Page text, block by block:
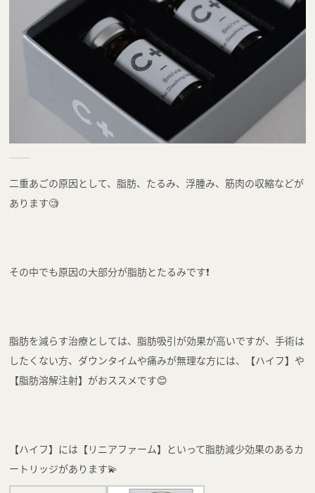
二重あごの原因として、脂肪、たるみ、浮腫み、筋肉の収縮などが
あります🧐
その中でも原因の大部分が脂肪とたるみです❗️
脂肪を減らす治療としては、脂肪吸引が効果が高いですが、手術は
したくない方、ダウンタイムや痛みが無理な方には、【ハイフ】や
【脂肪溶解注射】がおススメです😊
【ハイフ】には【リニアファーム】といって脂肪減少効果のあるカ
ートリッジがあります💫